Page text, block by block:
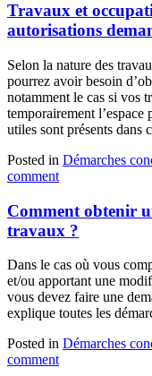
Travaux et
autorisations
Selon la nature des
pourrez avoir besoin
notamment le cas si vos
temporairement
utiles sont présents dans
Posted in Démarches
comment
Comment obtenir
travaux ?
Dans le cas où vous
et/ou apportant une
vous devez faire une
explique toutes les
Posted in Démarches
comment